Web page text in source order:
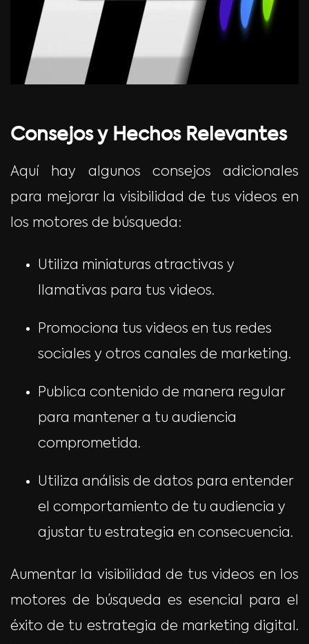
Consejos y Hechos Relevantes
Aquí hay algunos consejos adicionales
para mejorar la visibilidad de tus videos en
los motores de búsqueda:
Utiliza miniaturas atractivas y
llamativas para tus videos.
Promociona tus videos en tus redes
sociales y otros canales de marketing.
Publica contenido de manera regular
para mantener a tu audiencia
comprometida.
Utiliza análisis de datos para entender
el comportamiento de tu audiencia y
ajustar tu estrategia en consecuencia.
Aumentar la visibilidad de tus videos en los
motores de búsqueda es esencial para el
éxito de tu estrategia de marketing digital.